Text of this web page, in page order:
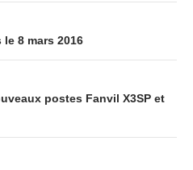
8 mars 2016
postes Fanvil X3SP et